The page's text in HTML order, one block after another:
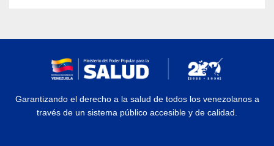
Garantizando el derecho a la salud de todos los venezolanos a
través de un sistema público accesible y de calidad.